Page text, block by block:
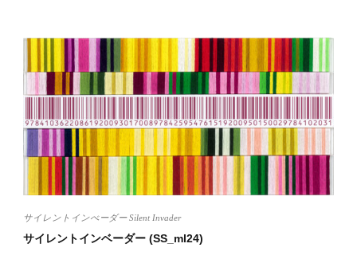
サイレントインべーダー Silent Invader
サイレントインベーダー (SS_ml24)